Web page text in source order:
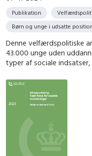
Publikation
Børn og unge i udsatte
Denne velfærdspolitiske
43.000 unge uden
typer af sociale indsatser,